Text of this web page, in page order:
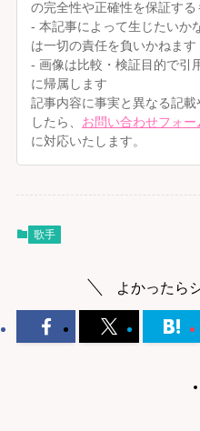
の完全性や正確性を保証す
- 本記事によって生じたいか
は一切の責任を負いかねます
- 画像は比較・検証目的で引
に帰属します
記事内容に事実と異なる記
したら、 お問い合わせフォー
に対応いたします。
歌手
よかったら